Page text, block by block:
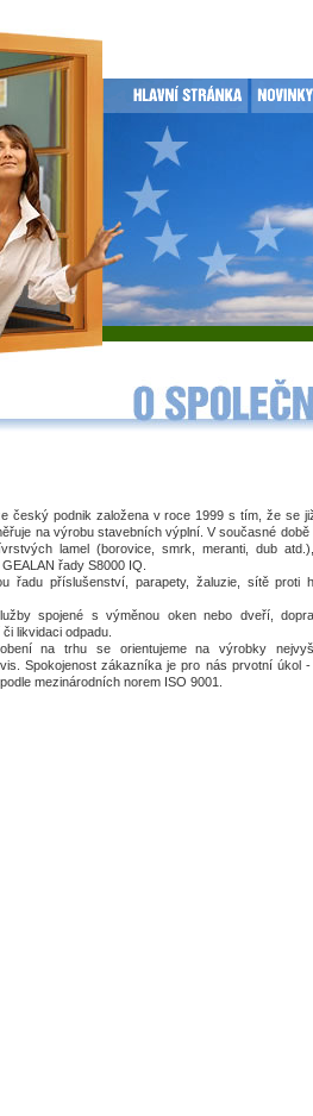
český podnik založena v roce 1999 s tím, že se
na výrobu stavebních výplní. V současné
lamel (borovice, smrk, meranti, dub
řady S8000 IQ.
řadu příslušenství, parapety, žaluzie, sítě proti
spojené s výměnou oken nebo dveří,
likvidaci odpadu.
na trhu se orientujeme na výrobky
Spokojenost zákazníka je pro nás prvotní úkol
mezinárodních norem ISO 9001.